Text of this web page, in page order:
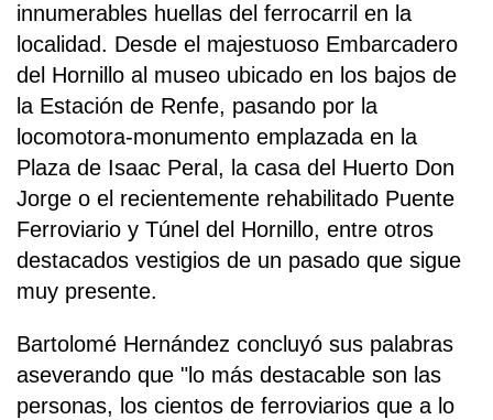
innumerables huellas del ferrocarril en la
localidad. Desde el majestuoso Embarcadero
del Hornillo al museo ubicado en los bajos de
la Estación de Renfe, pasando por la
locomotora-monumento emplazada en la
Plaza de Isaac Peral, la casa del Huerto Don
Jorge o el recientemente rehabilitado Puente
Ferroviario y Túnel del Hornillo, entre otros
destacados vestigios de un pasado que sigue
muy presente.
Bartolomé Hernández concluyó sus palabras
aseverando que "lo más destacable son las
personas, los cientos de ferroviarios que a lo